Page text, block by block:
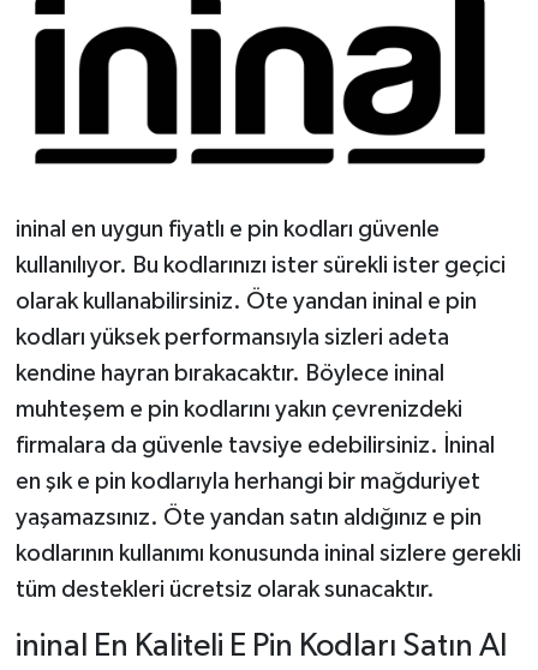
ininal en uygun fiyatlı e pin kodları güvenle
kullanılıyor. Bu kodlarınızı ister sürekli ister geçici
olarak kullanabilirsiniz. Öte yandan ininal e pin
kodları yüksek performansıyla sizleri adeta
kendine hayran bırakacaktır. Böylece ininal
muhteşem e pin kodlarını yakın çevrenizdeki
firmalara da güvenle tavsiye edebilirsiniz. İninal
en şık e pin kodlarıyla herhangi bir mağduriyet
yaşamazsınız. Öte yandan satın aldığınız e pin
kodlarının kullanımı konusunda ininal sizlere gerekli
tüm destekleri ücretsiz olarak sunacaktır.
ininal En Kaliteli E Pin Kodları Satın Al